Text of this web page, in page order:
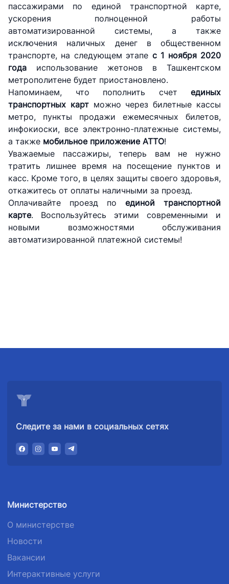
АО
"Uzbekistan
Airways"
Номер
телефона
доверия
+998 (78) 140-
02-00
АО
"O'zbekiston
temir yo'llari"
Номер
телефона
доверия
+998 (71) 237-
99-98
"Uzbekistan
Airports"
Номер
телефона
доверия
+998 (55) 501-
47-09
АО
"Тошшахартрансхизмат"
Номер
телефона
доверия
1062
ООО
"Узавтовокзал
сервис"
Номер
телефона
доверия
+998 (71) 207-
Комитет по
автомобильным
дорогам
Номер
телефона
доверия
+998 (71) 200-
пассажирами по единой транспортной карте,
ускорения полноценной работы
автоматизированной системы, а также
исключения наличных денег в общественном
транспорте, на следующем этапе с 1 ноября 2020
года использование жетонов в Ташкентском
метрополитене будет приостановлено.
Напоминаем, что пополнить счет единых
транспортных картможно через билетные кассы
метро, пункты продажи ежемесячных билетов,
инфокиоски, все электронно-платежные системы,
а также мобильное приложение ATTO!
Уважаемые пассажиры, теперь вам не нужно
тратить лишнее время на посещение пунктов и
касс. Кроме того, в целях защиты своего здоровья,
откажитесь от оплаты наличными за проезд.
Оплачивайте проезд по единой транспортной
карте. Воспользуйтесь этими современными и
новыми возможностями обслуживания
автоматизированной платежной системы!
Следите за нами в социальных сетях
Министерство
О министерстве
Новости
Вакансии
Интерактивные услуги